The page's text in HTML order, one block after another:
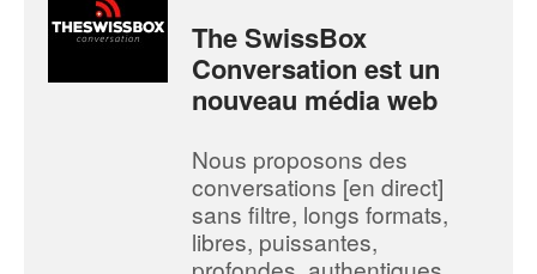
The SwissBox
Conversation est un
nouveau média web
Nous proposons des
conversations [en direct]
sans filtre, longs formats,
libres, puissantes,